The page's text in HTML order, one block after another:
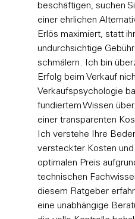
beschäftigen, suchen
einer ehrlichen
Erlös maximiert, statt
undurchsichtige
schmälern. Ich bin
Erfolg beim Verkauf
Verkaufspsychologie
fundiertem Wissen
einer transparenten
Ich verstehe Ihre
versteckter Kosten
optimalen Preis
technischen
diesem Ratgeber
eine unabhängige